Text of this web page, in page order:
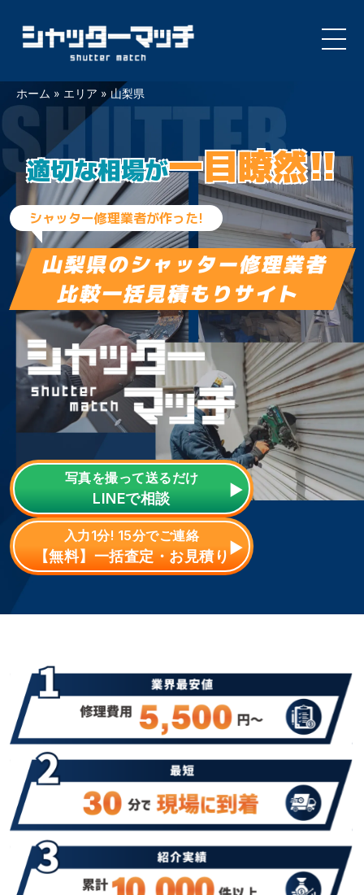
Skip
to
content
ホーム » エリア » 山梨県
適切な相場が一目瞭然!!
シャッター修理業者が作った!
山梨県のシャッター修理業者
比較一括見積もりサイト
写真を撮って送るだけ
LINEで相談
入力1分! 15分でご連絡
【無料】一括査定・お見積り